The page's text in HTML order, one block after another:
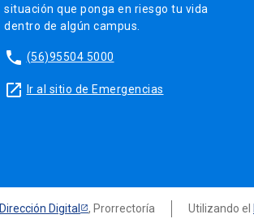
situación que ponga en riesgo tu vida
dentro de algún campus.
phone (56)95504 5000
launch Ir al sitio de Emergencias
Dirección Digital , Prorrectoría Utilizando el